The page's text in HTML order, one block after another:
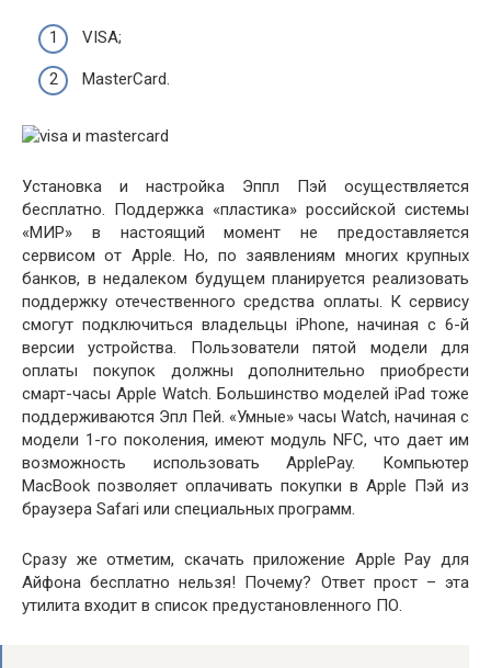
VISA;
MasterCard.
Установка и настройка Эппл Пэй осуществляется
бесплатно. Поддержка «пластика» российской системы
«МИР» в настоящий момент не предоставляется
сервисом от Apple. Но, по заявлениям многих крупных
банков, в недалеком будущем планируется реализовать
поддержку отечественного средства оплаты. К сервису
смогут подключиться владельцы iPhone, начиная с 6-й
версии устройства. Пользователи пятой модели для
оплаты покупок должны дополнительно приобрести
смарт-часы Apple Watch. Большинство моделей iPad тоже
поддерживаются Эпл Пей. «Умные» часы Watch, начиная с
модели 1-го поколения, имеют модуль NFC, что дает им
возможность использовать ApplePay. Компьютер
MacBook позволяет оплачивать покупки в Apple Пэй из
браузера Safari или специальных программ.
Сразу же отметим, скачать приложение Apple Pay для
Айфона бесплатно нельзя! Почему? Ответ прост – эта
утилита входит в список предустановленного ПО.